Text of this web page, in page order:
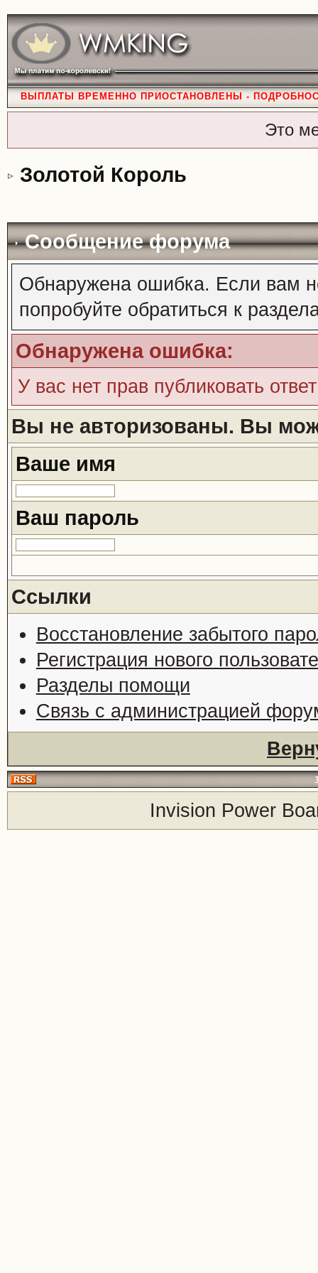
ВЫПЛАТЫ ВРЕМЕННО ПРИОСТАНОВЛЕНЫ -
Это
Золотой Король
Сообщение форума
Обнаружена ошибка. Если вам
попробуйте обратиться к
Обнаружена ошибка:
У вас нет прав публиковать
Вы не авторизованы. Вы
Ваше имя
Ваш пароль
Ссылки
Восстановление забытого
Регистрация нового
Разделы помощи
Связь с администрацией
Invision Power